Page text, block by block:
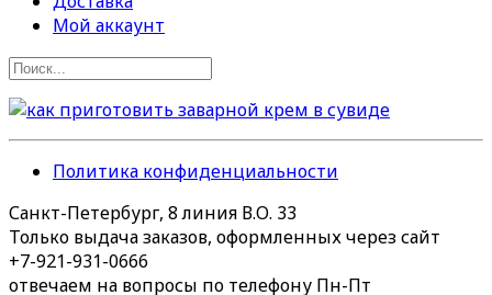
Мой аккаунт
Политика конфиденциальности
Санкт-Петербург, 8 линия В.О. 33
Только выдача заказов, оформленных через сайт
+7-921-931-0666
отвечаем на вопросы по телефону Пн-Пт